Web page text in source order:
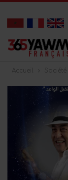
Accueil Société